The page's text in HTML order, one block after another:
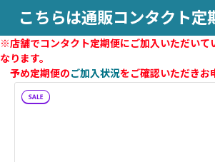
こちらは通販コンタクト定
※店舗でコンタクト定期便にご加入いただいて
なります。
予め定期便のご加入状況をご確認いただきお